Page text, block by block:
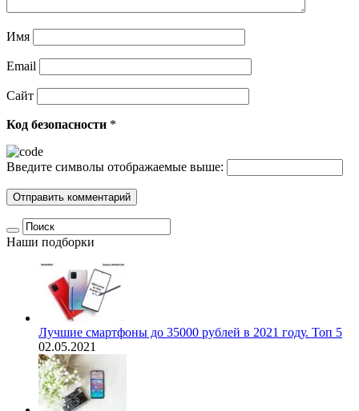
Имя
Email
Сайт
Код безопасности *
Введите символы отображаемые выше:
Наши подборки
Лучшие смартфоны до 35000 рублей в 2021 году. Топ 5
02.05.2021